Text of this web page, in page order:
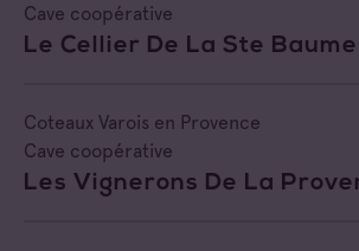
Cave coopérative
Le Cellier De La Ste Baume
Coteaux Varois en Provence
Cave coopérative
Les Vignerons De La